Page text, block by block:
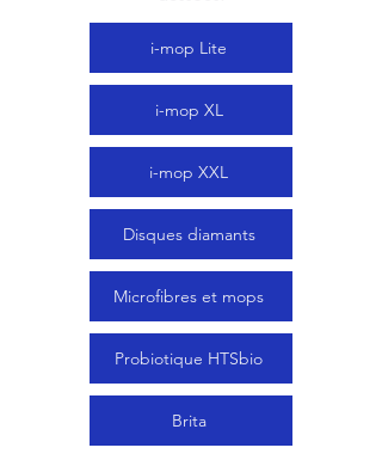
i-mop Lite
i-mop XL
i-mop XXL
Disques diamants
Microfibres et mops
Probiotique HTSbio
Brita